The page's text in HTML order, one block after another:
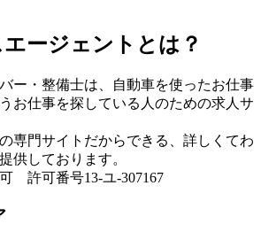
ージェントとは？
ー・整備士は、自動車を使ったお仕事
お仕事を探している人のための求人サ
専門サイトだからできる、詳しくてわ
供しております。
許可番号13-ユ-307167